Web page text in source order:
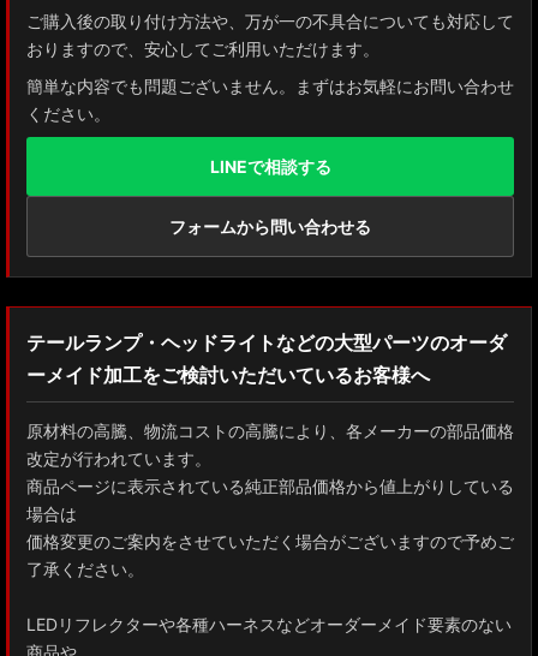
ご購入後の取り付け方法や、万が一の不具合についても対応して
おりますので、安心してご利用いただけます。
簡単な内容でも問題ございません。まずはお気軽にお問い合わせ
ください。
LINEで相談する
フォームから問い合わせる
テールランプ・ヘッドライトなどの大型パーツのオーダ
ーメイド加工をご検討いただいているお客様へ
原材料の高騰、物流コストの高騰により、各メーカーの部品価格
改定が行われています。
商品ページに表示されている純正部品価格から値上がりしている
場合は
価格変更のご案内をさせていただく場合がございますので予めご
了承ください。
LEDリフレクターや各種ハーネスなどオーダーメイド要素のない
商品や、